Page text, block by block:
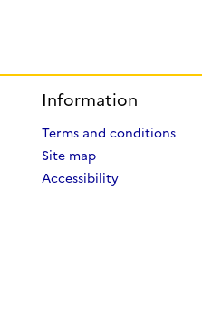
Information
Terms and conditions
Site map
Accessibility